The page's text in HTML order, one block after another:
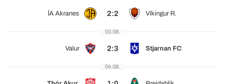
ÍA Akranes 2:2 Víkingur R.
03.08.
Valur 2:3 Stjarnan FC
04.08.